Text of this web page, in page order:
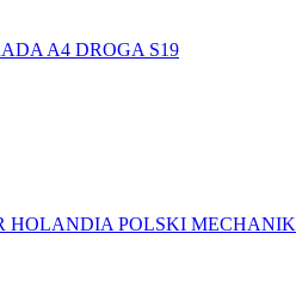
A4 DROGA S19
HOLANDIA POLSKI MECHANIK